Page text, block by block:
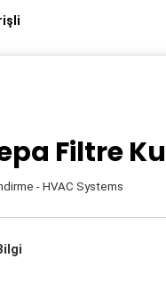
Filtre
- HVAC Systems